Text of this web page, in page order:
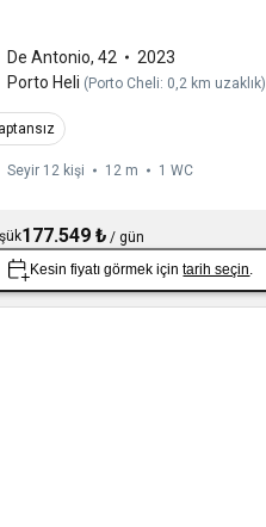
De Antonio, 42
2023
Porto Heli (Porto Cheli: 0,2 km uzaklık)
Seyir 12 kişi 12 m 1 WC
177.549 ₺/ gün
Kesin fiyatı görmek içintarih seçin.